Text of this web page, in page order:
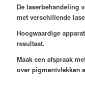
De laserbehandeling
met verschillende
Hoogwaardige
resultaat.
Maak een afspraak
over pigmentvlekken